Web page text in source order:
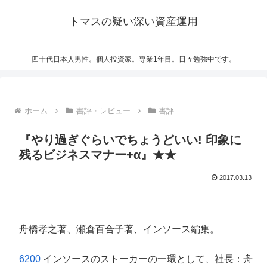
トマスの疑い深い資産運用
四十代日本人男性。個人投資家。専業1年目。日々勉強中です。
ホーム 書評・レビュー 書評
『やり過ぎぐらいでちょうどいい! 印象に
残るビジネスマナー+α』★★
2017.03.13
舟橋孝之著、瀬倉百合子著、インソース編集。
6200 インソースのストーカーの一環として、社長：舟